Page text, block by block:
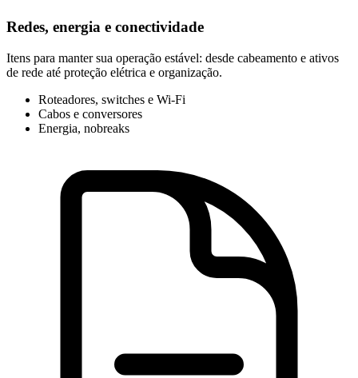
Redes, energia e conectividade
Itens para manter sua operação estável: desde cabeamento e ativos
de rede até proteção elétrica e organização.
Roteadores, switches e Wi-Fi
Cabos e conversores
Energia, nobreaks